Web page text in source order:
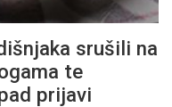
srušili na
te
prijavi